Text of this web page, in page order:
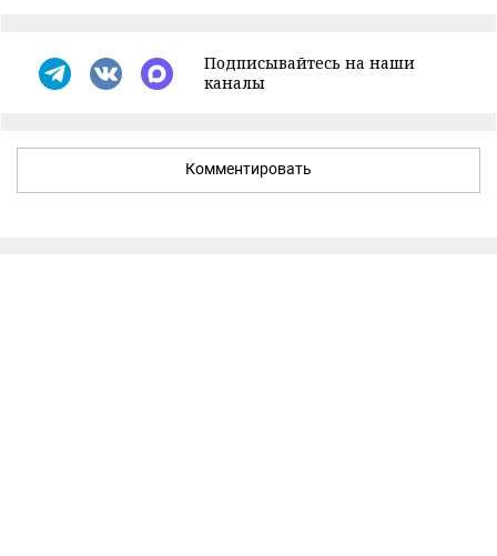
Подписывайтесь на наши
каналы
Комментировать